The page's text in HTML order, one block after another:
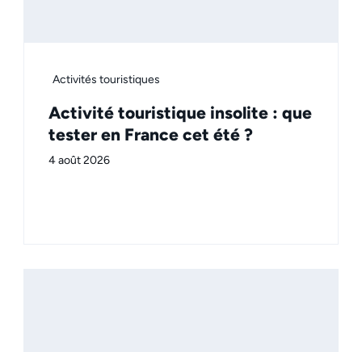
Activités touristiques
Activité touristique insolite : que
tester en France cet été ?
4 août 2026